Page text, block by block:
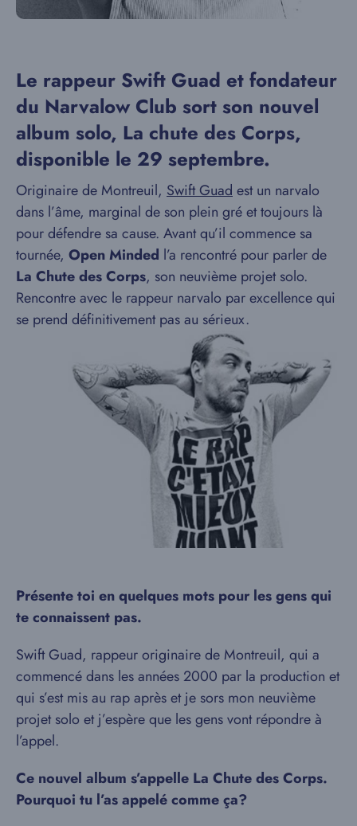
Le rappeur Swift Guad et fondateur
du Narvalow Club sort son nouvel
album solo, La chute des Corps,
disponible le 29 septembre.
Originaire de Montreuil, Swift Guadest un narvalo
dans l’âme, marginal de son plein gré et toujours là
pour défendre sa cause. Avant qu’il commence sa
tournée, Open Minded l’a rencontré pour parler de
La Chute des Corps, son neuvième projet solo.
Rencontre avec le rappeur narvalo par excellence qui
se prend définitivement pas au sérieux.
Présente toi en quelques mots pour les gens qui
te connaissent pas.
Swift Guad, rappeur originaire de Montreuil, qui a
commencé dans les années 2000 par la production et
qui s’est mis au rap après et je sors mon neuvième
projet solo et j’espère que les gens vont répondre à
l’appel.
Ce nouvel album s’appelle La Chute des Corps.
Pourquoi tu l’as appelé comme ça?